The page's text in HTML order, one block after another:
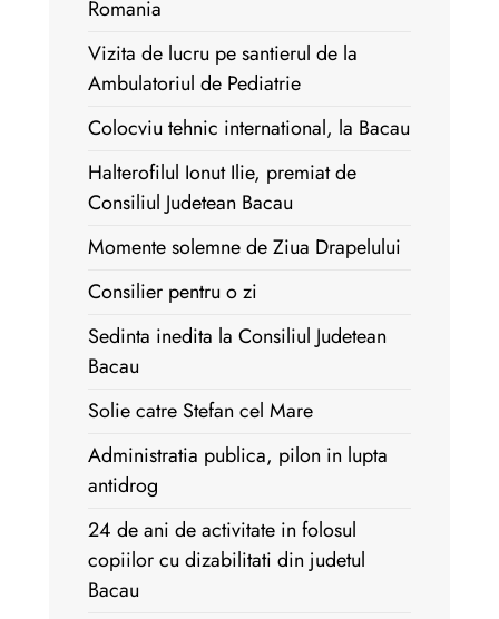
Romania
Vizita de lucru pe santierul de la
Ambulatoriul de Pediatrie
Colocviu tehnic international, la Bacau
Halterofilul Ionut Ilie, premiat de
Consiliul Judetean Bacau
Momente solemne de Ziua Drapelului
Consilier pentru o zi
Sedinta inedita la Consiliul Judetean
Bacau
Solie catre Stefan cel Mare
Administratia publica, pilon in lupta
antidrog
24 de ani de activitate in folosul
copiilor cu dizabilitati din judetul
Bacau